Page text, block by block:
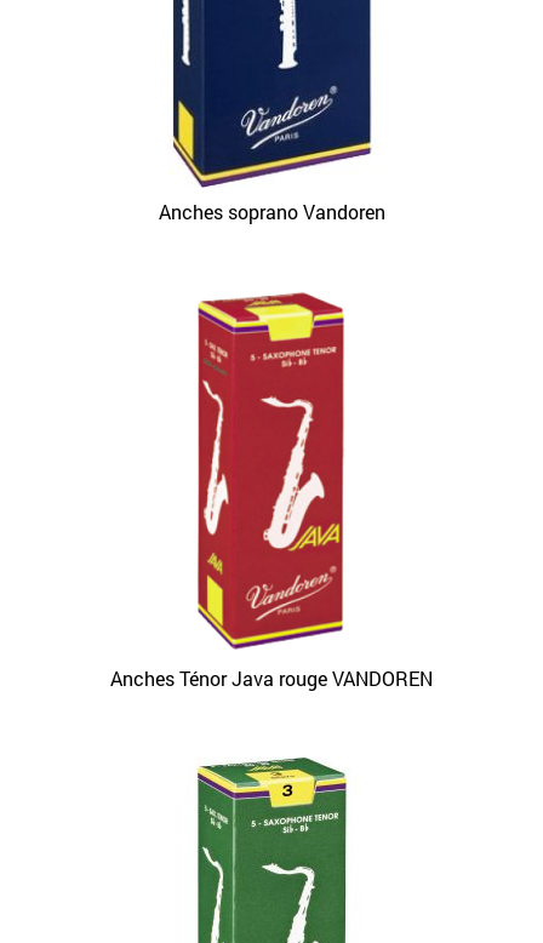
Anches soprano Vandoren
Anches Ténor Java rouge VANDOREN